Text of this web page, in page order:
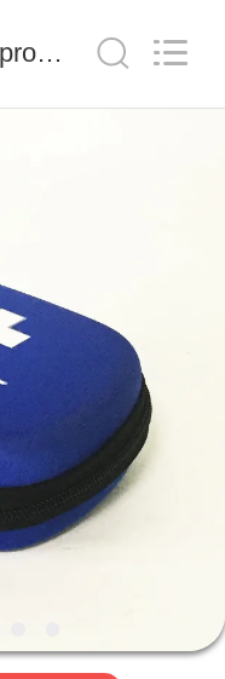
Détails sur le produit